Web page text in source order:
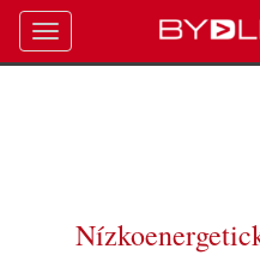
Toggle
navigation